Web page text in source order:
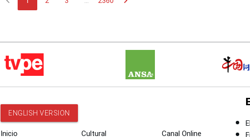
ENGLISH VERSION
Inicio Cultural Canal Online